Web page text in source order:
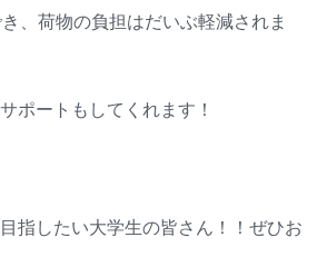
、荷物の負担はだいぶ軽減されま
ポートもしてくれます！
指したい大学生の皆さん！！ぜひお